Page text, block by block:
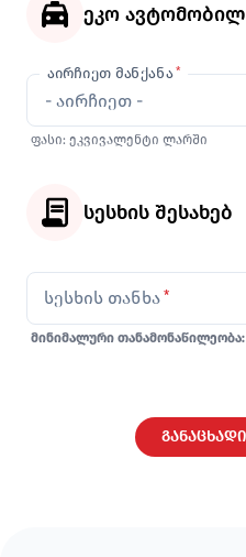
ეკო
აირჩიეთ მანქანა *
ფასი: ეკვივალენტი ლარში
სესხის შესახებ
სესხის თანხა *
მინიმალური თანამონაწილეობა: